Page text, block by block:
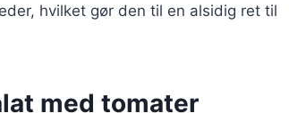
hvilket gør den til en alsidig ret til
med tomater